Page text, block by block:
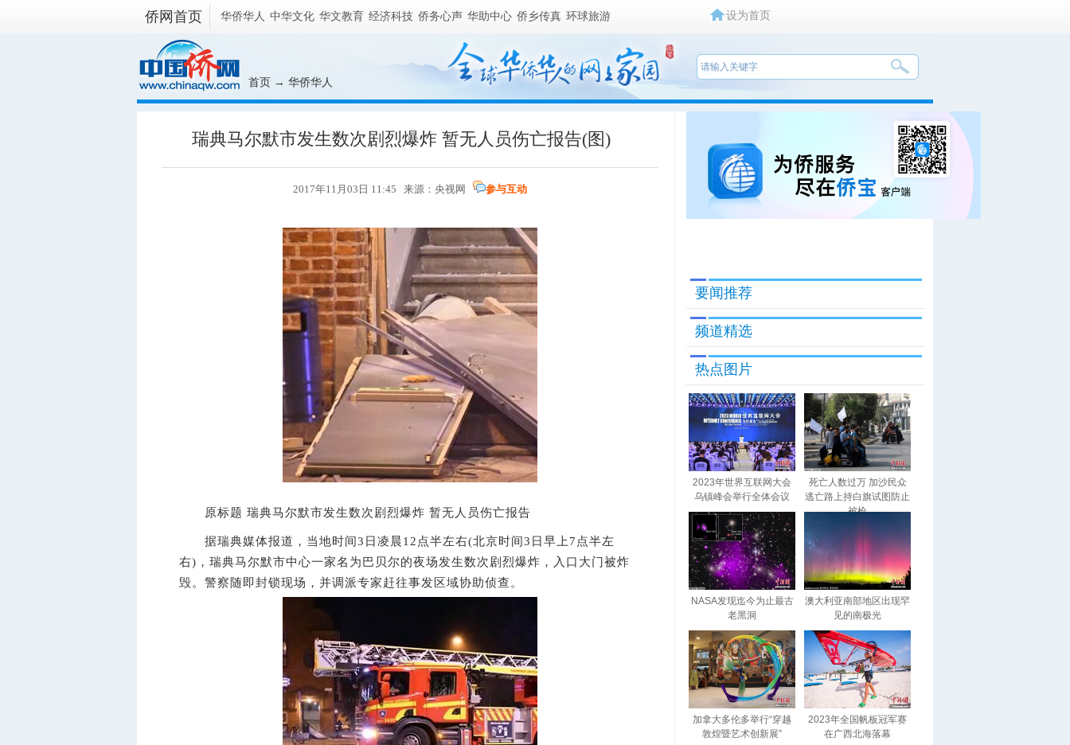
侨网首页 华侨华人 中华文化 华文教育 经济科技 侨务心声 华助中心 侨乡传真 环球旅游 设为首页
首页 → 华侨华人
瑞典马尔默市发生数次剧烈爆炸 暂无人员伤亡报告(图)
2017年11月03日 11:45 来源：央视网 参与互动
原标题 瑞典马尔默市发生数次剧烈爆炸 暂无人员伤亡报告
据瑞典媒体报道，当地时间3日凌晨12点半左右(北京时间3日早上7点半左
右)，瑞典马尔默市中心一家名为巴贝尔的夜场发生数次剧烈爆炸，入口大门被炸
毁。警察随即封锁现场，并调派专家赶往事发区域协助侦查。
要闻推荐
频道精选
热点图片
2023年世界互联网大会
乌镇峰会举行全体会议
死亡人数过万 加沙民众
逃亡路上持白旗试图防止
被枪
NASA发现迄今为止最古
老黑洞
澳大利亚南部地区出现罕
见的南极光
加拿大多伦多举行“穿越
敦煌暨艺术创新展”
2023年全国帆板冠军赛
在广西北海落幕